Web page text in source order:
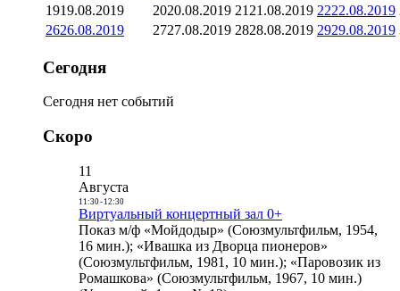
1919.08.2019 2020.08.2019 21 21.08.2019 2222.08.2019
2626.08.2019 2727.08.2019 2828.08.2019 2929.08.2019
Сегодня
Сегодня нет событий
Скоро
11
Августа
11:30- 12:30
Виртуальный концертный зал 0+
Показ м/ф «Мойдодыр» (Союзмультфильм, 1954,
16 мин.); «Ивашка из Дворца пионеров»
(Союзмультфильм, 1981, 10 мин.); «Паровозик из
Ромашкова» (Союзмультфильм, 1967, 10 мин.)